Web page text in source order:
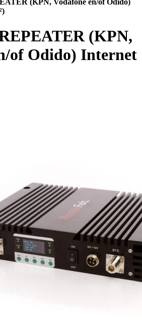
(KPN, Vodafone en/of Odido)
(KPN,
of Odido) Internet